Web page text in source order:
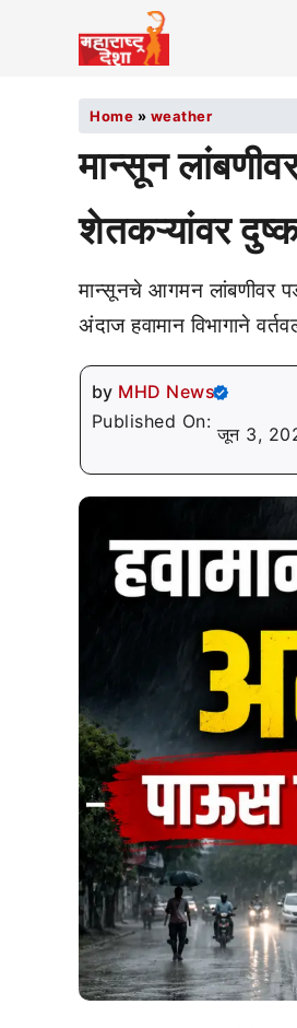
Home » weather
मान्सून
शेतकऱ्यांवर
मान्सूनचे आगमन लांबणीवर
अंदाज हवामान विभागाने
by MHD News
Published On:
जून 3,